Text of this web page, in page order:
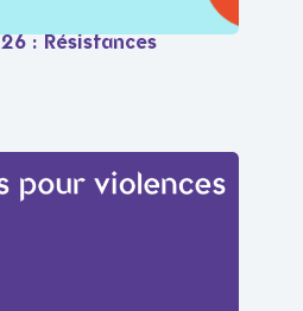
: Résistances